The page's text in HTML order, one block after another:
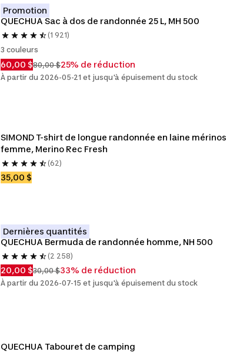
Promotion
QUECHUA Sac à dos de randonnée 25 L, MH 500
(1 921)
3 couleurs
60,00 $80,00 $25% de réduction
À partir du 2026-05-21 et jusqu'à épuisement du stock
SIMOND T-shirt de longue randonnée en laine mérinos
femme, Merino Rec Fresh
(62)
35,00 $
Dernières quantités
QUECHUA Bermuda de randonnée homme, NH 500
(2 258)
20,00 $30,00 $33% de réduction
À partir du 2026-07-15 et jusqu'à épuisement du stock
QUECHUA Tabouret de camping